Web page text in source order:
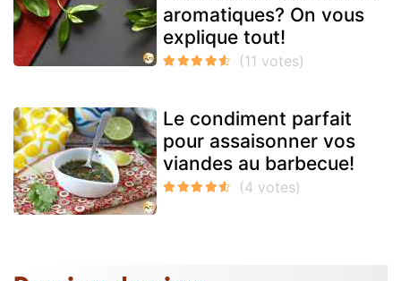
aromatiques? On vous
explique tout!
Le condiment parfait
pour assaisonner vos
viandes au barbecue!